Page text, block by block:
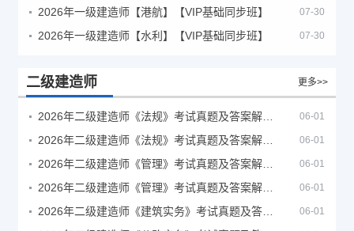
2026年一级建造师【港航】【VIP基础同步班】 07-30
2026年一级建造师【水利】【VIP基础同步班】 07-30
二级建造师 更多>>
06-01
06-01
06-01
06-01
06-01